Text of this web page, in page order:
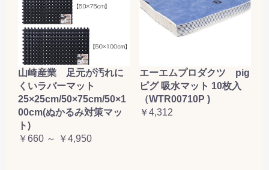
山崎産業 足元が汚れに
くいラバーマット
25×25cm/50×75cm/50×1
00cm(ぬかるみ対策マッ
ト)
￥660 ～ ￥4,950
エーエムプロダクツ pig
ピグ 吸水マット 10枚入
（WTR00710P )
￥4,312